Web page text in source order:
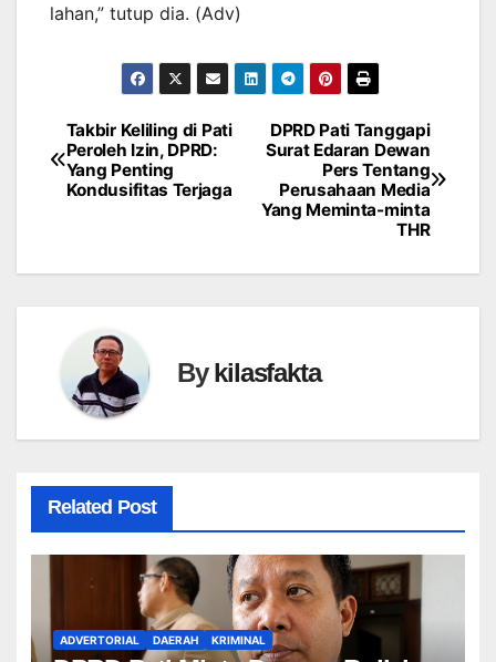
lahan,” tutup dia. (Adv)
Navigasi
pos
DPRD Pati Tanggapi
Surat Edaran Dewan
Pers Tentang
Perusahaan Media
Yang Meminta-minta
THR
Takbir Keliling di Pati
Peroleh Izin, DPRD:
Yang Penting
Kondusifitas Terjaga
Bykilasfakta
Related Post
ADVERTORIAL DAERAH KRIMINAL